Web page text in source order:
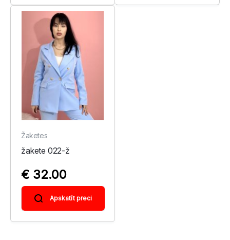
Žaketes
žakete 022-ž
€ 32.00
Apskatīt preci